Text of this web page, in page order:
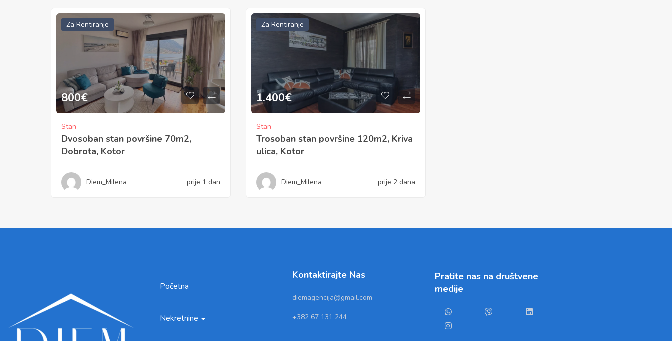
Za Rentiranje
800€
Stan
Dvosoban stan površine 70m2,
Dobrota, Kotor
Diem_Milena prije 1 dan
Za Rentiranje
1.400€
Stan
Trosoban stan površine 120m2, Kriva
ulica, Kotor
Diem_Milena prije 2 dana
Početna
Nekretnine
Kontaktirajte Nas
diemagencija@gmail.com
+382 67 131 244
Pratite nas na društvene
medije